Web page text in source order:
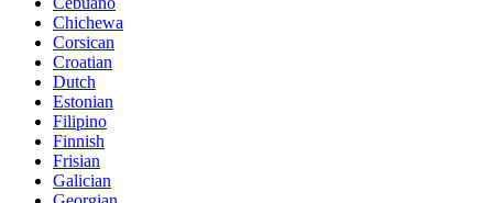
Chichewa
Corsican
Croatian
Dutch
Estonian
Filipino
Finnish
Frisian
Galician